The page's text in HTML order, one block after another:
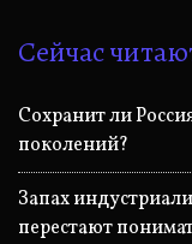
Сейчас
Сохранит ли
поколений?
Запах
перестают